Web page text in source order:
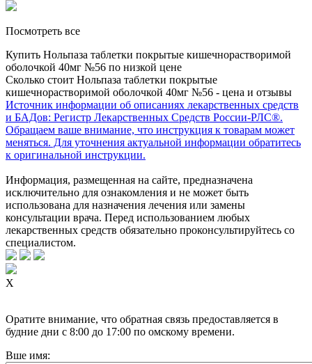
Посмотреть все
Купить Нольпаза таблетки покрытые кишечнорастворимой
оболочкой 40мг №56 по низкой цене
Сколько стоит Нольпаза таблетки покрытые
кишечнорастворимой оболочкой 40мг №56 - цена и отзывы
Источник информации об описаниях лекарственных средств
и БАДов: Регистр Лекарственных Средств России-РЛС®.
Обращаем ваше внимание, что инструкция к товарам может
меняться. Для уточнения актуальной информации обратитесь
к оригинальной инструкции.
Информация, размещенная на сайте, предназначена
исключительно для ознакомления и не может быть
использована для назначения лечения или замены
консультации врача. Перед использованием любых
лекарственных средств обязательно проконсультируйтесь со
специалистом.
X
Оратите внимание, что обратная связь предоставляется в
будние дни с 8:00 до 17:00 по омскому времени.
Вше имя: